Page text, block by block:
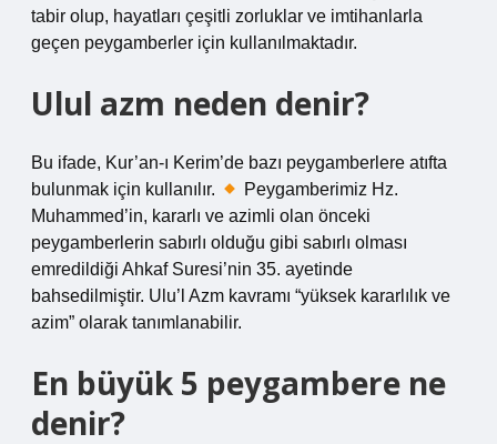
tabir olup, hayatları çeşitli zorluklar ve imtihanlarla
geçen peygamberler için kullanılmaktadır.
Ulul azm neden denir?
Bu ifade, Kur’an-ı Kerim’de bazı peygamberlere atıfta
bulunmak için kullanılır.
Peygamberimiz Hz.
Muhammed’in, kararlı ve azimli olan önceki
peygamberlerin sabırlı olduğu gibi sabırlı olması
emredildiği Ahkaf Suresi’nin 35. ayetinde
bahsedilmiştir. Ulu’l Azm kavramı “yüksek kararlılık ve
azim” olarak tanımlanabilir.
En büyük 5 peygambere ne
denir?